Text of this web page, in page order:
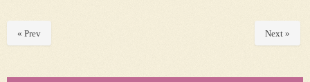
« Prev Next »